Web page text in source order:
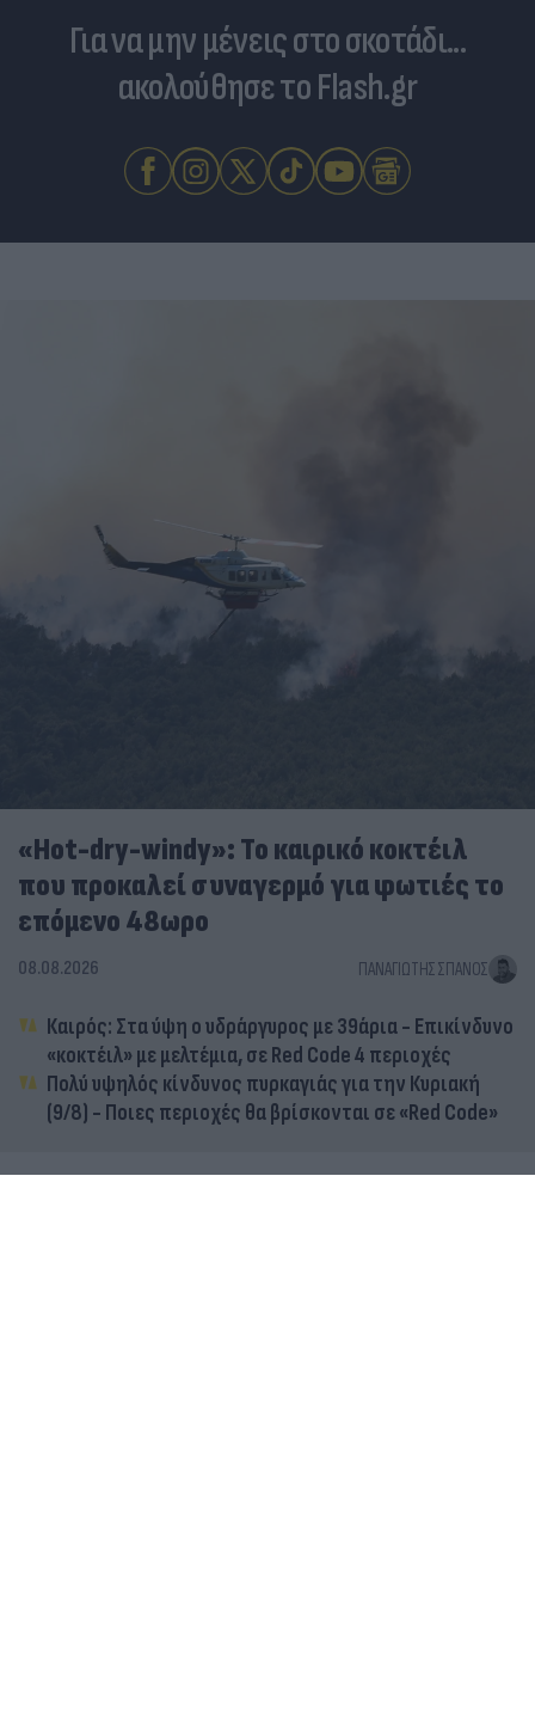
Για να μην μένεις στο σκοτάδι...
ακολούθησε το Flash.gr
«Hot-dry-windy»: Το καιρικό κοκτέιλ
που προκαλεί συναγερμό για φωτιές το
επόμενο 48ωρο
08.08.2026 ΠΑΝΑΓΙΏΤΗΣ ΣΠΑΝΌΣ
Καιρός: Στα ύψη ο υδράργυρος με 39άρια - Επικίνδυνο
«κοκτέιλ» με μελτέμια, σε Red Code 4 περιοχές
Πολύ υψηλός κίνδυνος πυρκαγιάς για την Κυριακή
(9/8) - Ποιες περιοχές θα βρίσκονται σε «Red Code»